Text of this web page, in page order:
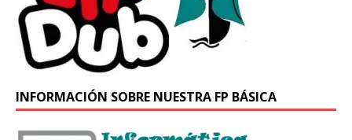
INFORMACIÓN SOBRE NUESTRA FP BÁSICA